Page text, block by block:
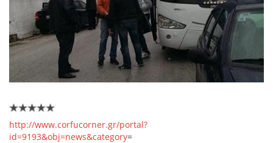
http://www.corfucorner.gr/portal?
id=9193&obj=news&category=